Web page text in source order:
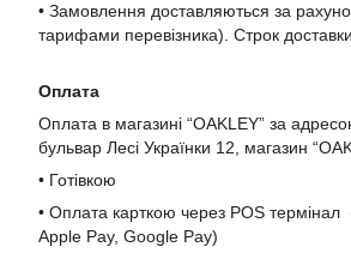
• Замовлення доставляються за
тарифами перевізника). Строк
Оплата
Оплата в магазині “OAKLEY” за
бульвар Лесі Українки 12, магазин
• Готівкою
• Оплата карткою через POS термінал
Apple Pay, Google Pay)